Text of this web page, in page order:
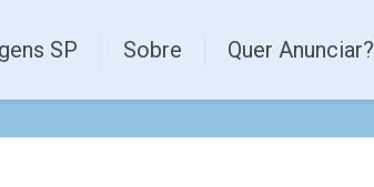
SP Sobre Quer Anunciar?